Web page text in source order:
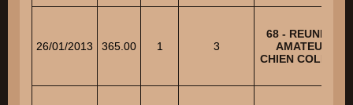
26/01/2013 365.00 1 3
68 - REUNION
AMATEUR
CHIEN COLMAR